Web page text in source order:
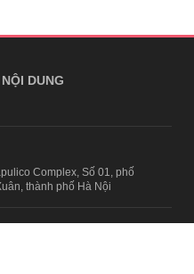
DUNG
Complex, Số 01, phố
thành phố Hà Nội